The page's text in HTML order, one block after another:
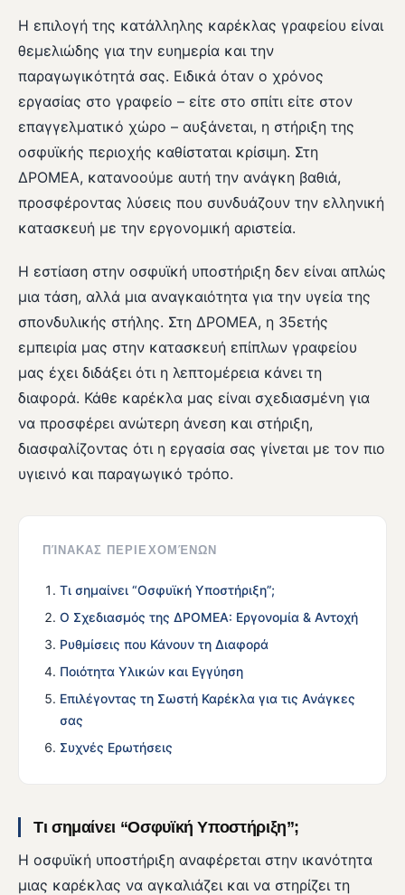
Η επιλογή της κατάλληλης καρέκλας γραφείου είναι
θεμελιώδης για την ευημερία και την
παραγωγικότητά σας. Ειδικά όταν ο χρόνος
εργασίας στο γραφείο – είτε στο σπίτι είτε στον
επαγγελματικό χώρο – αυξάνεται, η στήριξη της
οσφυϊκής περιοχής καθίσταται κρίσιμη. Στη
ΔΡΟΜΕΑ, κατανοούμε αυτή την ανάγκη βαθιά,
προσφέροντας λύσεις που συνδυάζουν την ελληνική
κατασκευή με την εργονομική αριστεία.
Η εστίαση στην οσφυϊκή υποστήριξη δεν είναι απλώς
μια τάση, αλλά μια αναγκαιότητα για την υγεία της
σπονδυλικής στήλης. Στη ΔΡΟΜΕΑ, η 35ετής
εμπειρία μας στην κατασκευή επίπλων γραφείου
μας έχει διδάξει ότι η λεπτομέρεια κάνει τη
διαφορά. Κάθε καρέκλα μας είναι σχεδιασμένη για
να προσφέρει ανώτερη άνεση και στήριξη,
διασφαλίζοντας ότι η εργασία σας γίνεται με τον πιο
υγιεινό και παραγωγικό τρόπο.
ΠΊΝΑΚΑΣ ΠΕΡΙΕΧΟΜΈΝΩΝ
Τι σημαίνει “Οσφυϊκή Υποστήριξη”;
Ο Σχεδιασμός της ΔΡΟΜΕΑ: Εργονομία & Αντοχή
Ρυθμίσεις που Κάνουν τη Διαφορά
Ποιότητα Υλικών και Εγγύηση
Επιλέγοντας τη Σωστή Καρέκλα για τις Ανάγκες
σας
Συχνές Ερωτήσεις
Τι σημαίνει “Οσφυϊκή Υποστήριξη”;
Η οσφυϊκή υποστήριξη αναφέρεται στην ικανότητα
μιας καρέκλας να αγκαλιάζει και να στηρίζει τη